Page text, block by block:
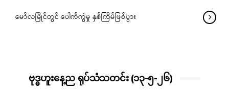
မော်လမြိုင်တွင် ပေါက်ကွဲမှု နှစ်ကြိမ်ဖြစ်ပွား
ဗုဒ္ဓဟူးနေ့ည ရုပ်သံသတင်း (၁၃-၅-၂၆)